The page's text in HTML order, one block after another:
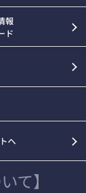
報
ド
へ
て】